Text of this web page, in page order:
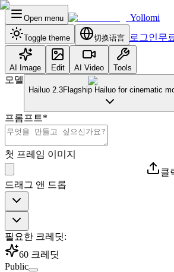
Open menu Yollomi
Toggle theme 切换语言 로그인무
AI Image Edit AI Video Tools
모델
Hailuo 2.3Flagship Hailuo for cinematic
프롬프트*
첫 프레임 이미지
클
드래그 앤 드롭
필요한 크레딧:
60 크레딧
Public